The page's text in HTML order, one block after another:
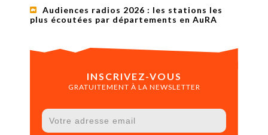
Audiences radios 2026 : les stations les
plus écoutées par départements en AuRA
INSCRIVEZ-VOUS
GRATUITEMENT À LA NEWSLETTER